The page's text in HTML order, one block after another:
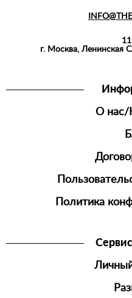
СПОРТИВНАЯ
ОДЕЖДА
О нас/
Политика
г. Москва, Ленинская